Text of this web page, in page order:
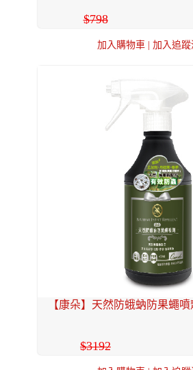
798
加入購物車 加入追蹤
【康朵】天然防蛾蚋防果蠅噴
3192